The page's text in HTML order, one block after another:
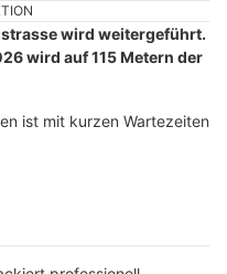
wird weitergeführt.
wird auf 115 Metern der
ist mit kurzen Wartezeiten